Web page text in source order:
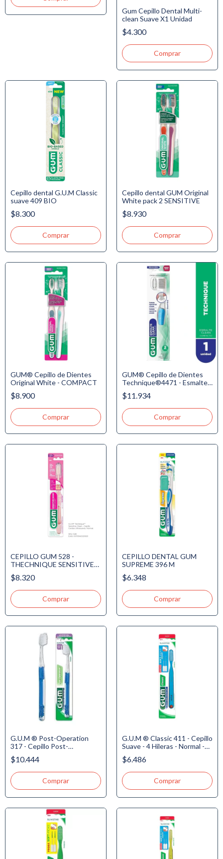
Gum Cepillo Dental Multi-
clean Suave X1 Unidad
$4.300
Cepillo dental G.U.M Classic
suave 409 BIO
$8.300
Cepillo dental GUM Original
White pack 2 SENSITIVE
$8.930
GUM® Cepillo de Dientes
Original White - COMPACT
$8.900
GUM® Cepillo de Dientes
Technique®4471 - Esmalte
Clean (varios colores)
$11.934
CEPILLO GUM 528 -
THECHNIQUE SENSITIVE
CLEAN
$8.320
CEPILLO DENTAL GUM
SUPREME 396 M
$6.348
G.U.M ® Post-Operation
317 - Cepillo Post-
Quirúrgico - Super Suave
$10.444
G.U.M ® Classic 411 - Cepillo
Suave - 4 Hileras - Normal -
Domo + 2 Soft-Picks Medium
$6.486